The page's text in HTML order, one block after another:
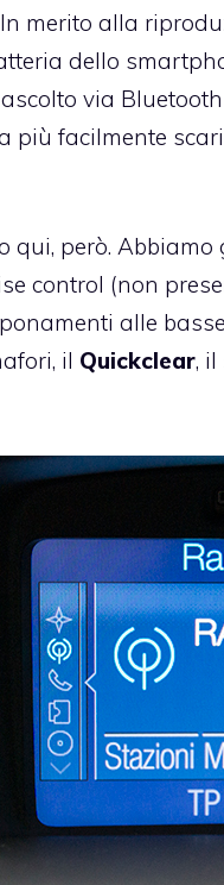
merito alla
dello
via
facilmente
qui, però.
control (non
alle basse
il Quickclear,